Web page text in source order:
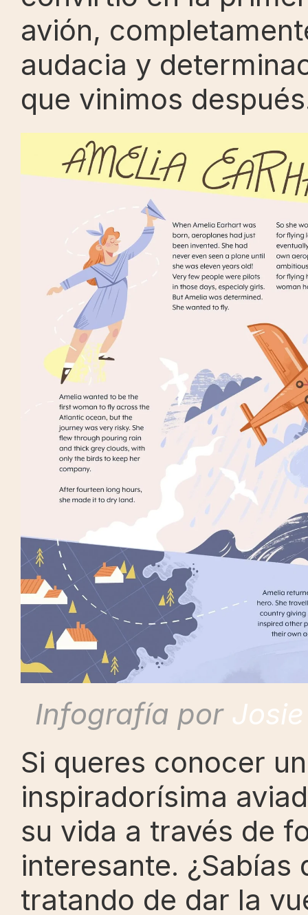
avión,
audacia y
que vinimos
Infografía por
Si queres conocer
inspiradorísima
su vida a través de
interesante.
tratando de dar la